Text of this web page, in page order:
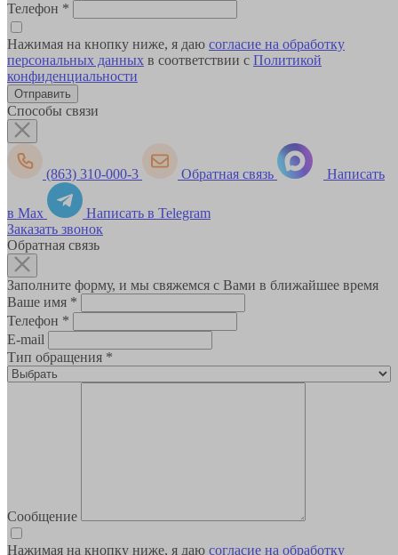
Телефон *
Нажимая на кнопку ниже, я даю согласие на обработку
персональных данных в соответствии с Политикой
конфиденциальности
Способы связи
(863) 310-000-3 Обратная связь Написать
в Max
Написать в Telegram
Заказать звонок
Обратная связь
Заполните форму, и мы свяжемся с Вами в ближайшее время
Ваше имя *
Телефон *
E-mail
Тип обращения *
Сообщение
Нажимая на кнопку ниже, я даю согласие на обработку